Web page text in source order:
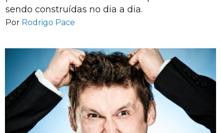
sendo construídas no dia a dia.
Por Rodrigo Pace